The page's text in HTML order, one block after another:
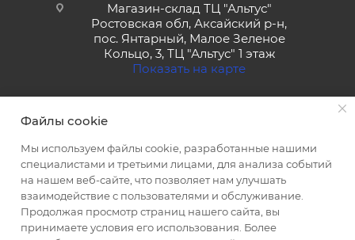
Магазин-склад ТЦ "Альтус"
Ростовская обл, Аксайский р-н,
пос. Янтарный, Малое Зеленое
Кольцо, 3, ТЦ "Альтус" 1 этаж
Показать на карте
2026 © Полиграф кит - интернет-магазин
Файлы cookie
Мы используем файлы cookie, разработанные нашими
специалистами и третьими лицами, для анализа событий
на нашем веб-сайте, что позволяет нам улучшать
взаимодействие с пользователями и обслуживание.
Продолжая просмотр страниц нашего сайта, вы
принимаете условия его использования. Более